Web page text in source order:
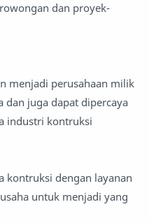
dan proyek-
menjadi perusahaan milik
dan juga dapat dipercaya
industri kontruksi
kontruksi dengan layanan
untuk menjadi yang